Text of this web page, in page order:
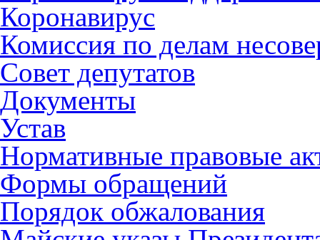
Коронавирус
Комиссия по делам
Совет депутатов
Документы
Устав
Нормативные правовые
Формы обращений
Порядок обжалования